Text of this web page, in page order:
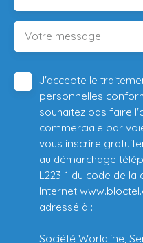
Votre message
J'accepte le
personnelles
souhaitez pas faire
commerciale par
vous inscrire
au démarchage
L223-1 du code de
Internet
adressé à :
Société Worldline,